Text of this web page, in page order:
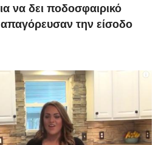
να δει ποδοσφαιρικό
την είσοδο